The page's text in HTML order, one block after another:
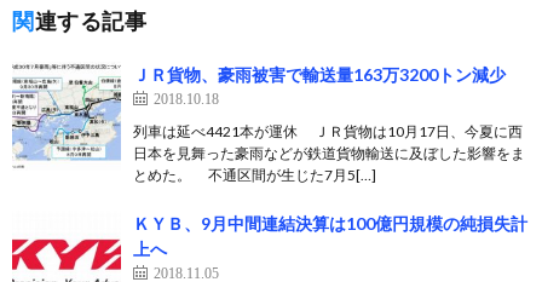
関連する記事
ＪＲ貨物、豪雨被害で輸送量163万3200トン減少
2018.10.18
列車は延べ4421本が運休 ＪＲ貨物は10月17日、今夏に西
日本を見舞った豪雨などが鉄道貨物輸送に及ぼした影響をま
とめた。 不通区間が生じた7月5[…]
ＫＹＢ、9月中間連結決算は100億円規模の純損失計
上へ
2018.11.05